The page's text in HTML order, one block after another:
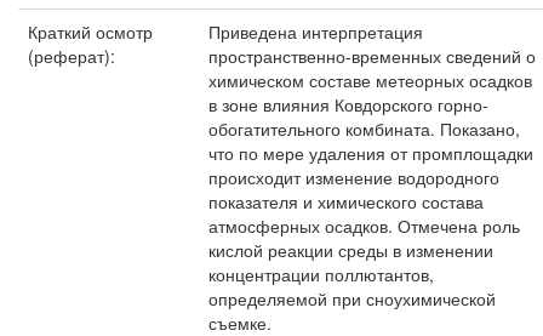
Краткий осмотр
(реферат):
Приведена интерпретация
пространственно-временных сведений о
химическом составе метеорных осадков
в зоне влияния Ковдорского горно-
обогатительного комбината. Показано,
что по мере удаления от промплощадки
происходит изменение водородного
показателя и химического состава
атмосферных осадков. Отмечена роль
кислой реакции среды в изменении
концентрации поллютантов,
определяемой при сноухимической
съемке.